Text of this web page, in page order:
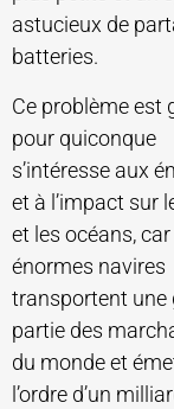
astucieux de
batteries.
Ce problème est
pour quiconque
s’intéresse aux
et à l’impact sur
et les océans, car
énormes navires
transportent une
partie des
du monde et
l’ordre d’un